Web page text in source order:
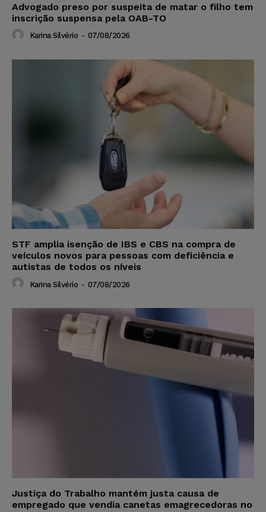
Advogado preso por suspeita de matar o filho tem
inscrição suspensa pela OAB-TO
Karina Silvério - 07/08/2026
STF amplia isenção de IBS e CBS na compra de
veículos novos para pessoas com deficiência e
autistas de todos os níveis
Karina Silvério - 07/08/2026
Justiça do Trabalho mantém justa causa de
empregado que vendia canetas emagrecedoras no